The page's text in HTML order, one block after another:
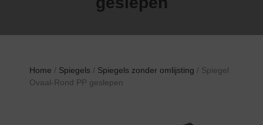
Home / Spiegels / Spiegels zonder omlijsting / Spiegel
Ovaal-Rond PP geslepen